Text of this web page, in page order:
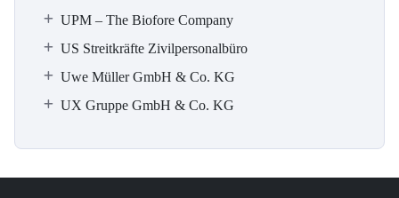
UPM – The Biofore Company
US Streitkräfte Zivilpersonalbüro
Uwe Müller GmbH & Co. KG
UX Gruppe GmbH & Co. KG